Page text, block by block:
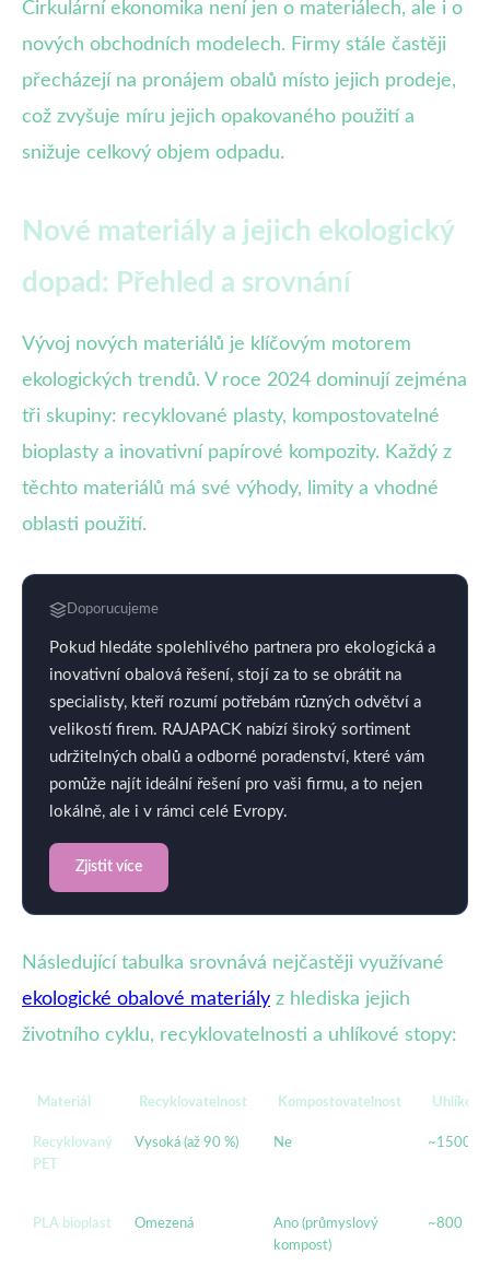
Cirkulární ekonomika není jen o materiálech, ale i o
nových obchodních modelech. Firmy stále častěji
přecházejí na pronájem obalů místo jejich prodeje,
což zvyšuje míru jejich opakovaného použití a
snižuje celkový objem odpadu.
Nové materiály a jejich ekologický
dopad: Přehled a srovnání
Vývoj nových materiálů je klíčovým motorem
ekologických trendů. V roce 2024 dominují zejména
tři skupiny: recyklované plasty, kompostovatelné
bioplasty a inovativní papírové kompozity. Každý z
těchto materiálů má své výhody, limity a vhodné
oblasti použití.
Doporucujeme
Pokud hledáte spolehlivého partnera pro ekologická a
inovativní obalová řešení, stojí za to se obrátit na
specialisty, kteří rozumí potřebám různých odvětví a
velikostí firem. RAJAPACK nabízí široký sortiment
udržitelných obalů a odborné poradenství, které vám
pomůže najít ideální řešení pro vaši firmu, a to nejen
lokálně, ale i v rámci celé Evropy.
Zjistit více
Následující tabulka srovnává nejčastěji využívané
ekologické obalové materiály z hlediska jejich
životního cyklu, recyklovatelnosti a uhlíkové stopy:
Materiál Recyklovatelnost Kompostovatelnost
Recyklovaný
PET
Vysoká (až 90 %) Ne ~1500
PLA bioplast Omezená
Ano (průmyslový
kompost)
~800